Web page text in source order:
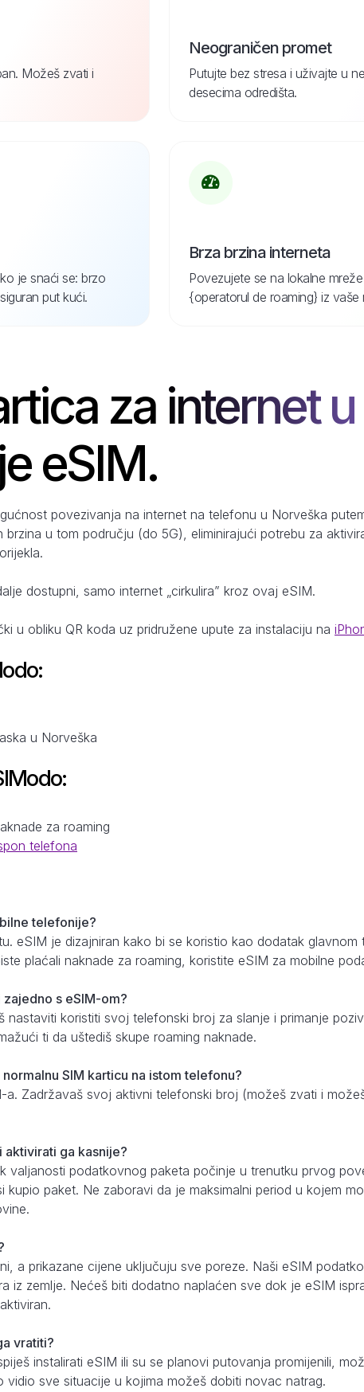
Možeš zvati i
Neograničen promet
Putujte bez stresa i uživajte u
desecima odredišta.
je snaći se: brzo
put kući.
Brza brzina interneta
Povezujete se na lokalne
{operatorul de roaming} iz vaše
za internet u
eSIM.
povezivanja na internet na telefonu u Norveška
brzina u tom području (do 5G), eliminirajući potrebu za
dostupni, samo internet „cirkulira” kroz ovaj eSIM.
u obliku QR koda uz pridružene upute za instalaciju na
u Norveška
za roaming
telefona
telefonije?
eSIM je dizajniran kako bi se koristio kao dodatak glavnom
plaćali naknade za roaming, koristite eSIM za mobilne
s eSIM-om?
koristiti svoj telefonski broj za slanje i primanje
ti da uštediš skupe roaming naknade.
SIM karticu na istom telefonu?
Zadržavaš svoj aktivni telefonski broj (možeš zvati i
aktivirati ga kasnije?
valjanosti podatkovnog paketa počinje u trenutku prvog
paket. Ne zaboravi da je maksimalni period u kojem
a prikazane cijene uključuju sve poreze. Naši eSIM
iz zemlje. Nećeš biti dodatno naplaćen sve dok je eSIM
vratiti?
instalirati eSIM ili su se planovi putovanja promijenili,
vidio sve situacije u kojima možeš dobiti novac natrag.